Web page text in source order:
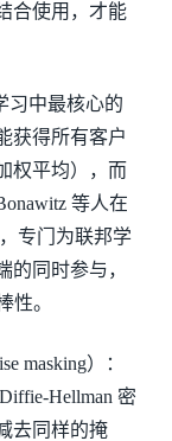
合使用，才能
习中最核心的
获得所有客户
权平均），而
等人在
专门为联邦学
同时参与，
性。
masking）：
Hellman 密
去同样的掩